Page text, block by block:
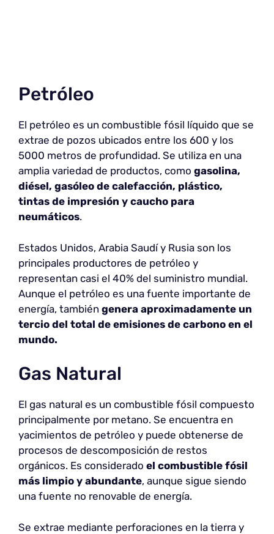
Petróleo
El petróleo es un combustible fósil líquido que se
extrae de pozos ubicados entre los 600 y los
5000 metros de profundidad. Se utiliza en una
amplia variedad de productos, como gasolina,
diésel, gasóleo de calefacción, plástico,
tintas de impresión y caucho para
neumáticos.
Estados Unidos, Arabia Saudí y Rusia son los
principales productores de petróleo y
representan casi el 40% del suministro mundial.
Aunque el petróleo es una fuente importante de
energía, también genera aproximadamente un
tercio del total de emisiones de carbono en el
mundo.
Gas Natural
El gas natural es un combustible fósil compuesto
principalmente por metano. Se encuentra en
yacimientos de petróleo y puede obtenerse de
procesos de descomposición de restos
orgánicos. Es considerado el combustible fósil
más limpio y abundante, aunque sigue siendo
una fuente no renovable de energía.
Se extrae mediante perforaciones en la tierra y